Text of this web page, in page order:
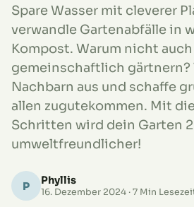
Spare Wasser mit cleverer
verwandle Gartenabfälle in
Kompost. Warum nicht auch
gemeinschaftlich gärtnern?
Nachbarn aus und schaffe
allen zugutekommen. Mit
Schritten wird dein Garten
umweltfreundlicher!
P Phyllis
16. Dezember 2024 · 7 Min